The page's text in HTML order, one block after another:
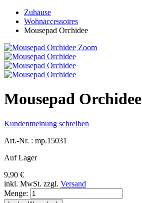
Zuhause
Wohnaccessoires
Mousepad Orchidee
Zoom
Mousepad Orchidee
Kundenmeinung schreiben
Art.-Nr. : mp.15031
Auf Lager
9,90 €
inkl. MwSt. zzgl. Versand
Menge: